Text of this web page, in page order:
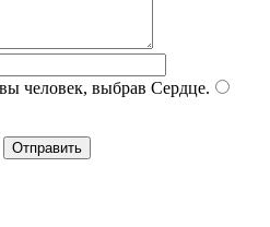
человек, выбрав Сердце.